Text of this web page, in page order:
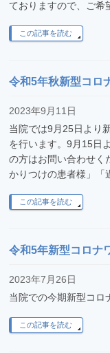
ておりますので、ご希
この記事を読む
令和5年秋新型コロ
2023年9月11日
当院では9月25日より
を行います。9月15日
の方はお問い合わせく
かりつけの患者様」「
この記事を読む
令和5年新型コロナ
2023年7月26日
当院での今期新型コロ
この記事を読む